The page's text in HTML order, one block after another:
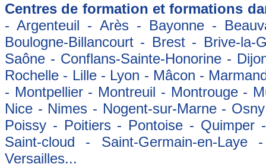
Centres de formation et formations
- Argenteuil - Arès - Bayonne -
Boulogne-Billancourt - Brest - Brive-
Saône - Conflans-Sainte-Honorine -
Rochelle - Lille - Lyon - Mâcon -
- Montpellier - Montreuil - Montrouge -
Nice - Nimes - Nogent-sur-Marne -
Poissy - Poitiers - Pontoise -
Saint-cloud - Saint-Germain-en-
Versailles...